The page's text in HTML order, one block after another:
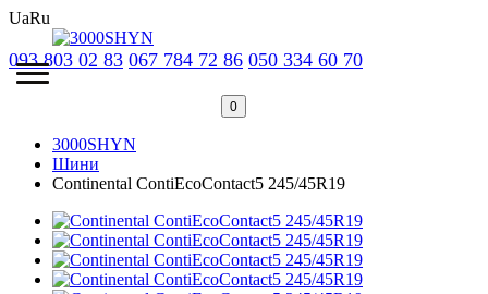
UaRu
093 803 02 83 067 784 72 86 050 334 60 70
0
3000SHYN
Шини
Continental ContiEcoContact5 245/45R19